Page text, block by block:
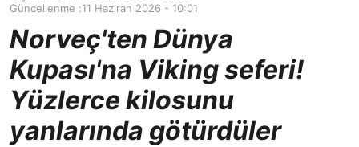
Güncellenme :11 Haziran 2026 - 10:01
Norveç'ten Dünya
Kupası'na Viking seferi!
Yüzlerce kilosunu
yanlarında götürdüler